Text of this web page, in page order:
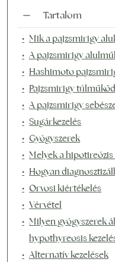
Tartalom
Mik a pajzsmirigy
A pajzsmirigy
Hashimoto
Pajzsmirigy
A pajzsmirigy
Sugárkezelés
Gyógyszerek
Melyek a
Hogyan
Orvosi kiértékelés
Vérvétel
Milyen gyógyszerek
hypothyreosis
Alternatív kezelések